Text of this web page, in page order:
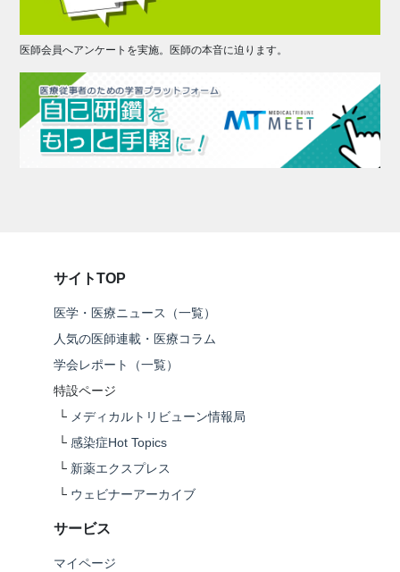
医師会員へアンケートを実施。医師の本音に迫ります。
サイトTOP
医学・医療ニュース（一覧）
人気の医師連載・医療コラム
学会レポート（一覧）
特設ページ
└ メディカルトリビューン情報局
└ 感染症Hot Topics
└ 新薬エクスプレス
└ ウェビナーアーカイブ
サービス
マイページ